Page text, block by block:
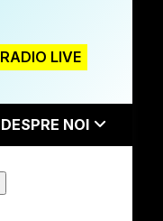
RADIO LIVE
DESPRE NOI